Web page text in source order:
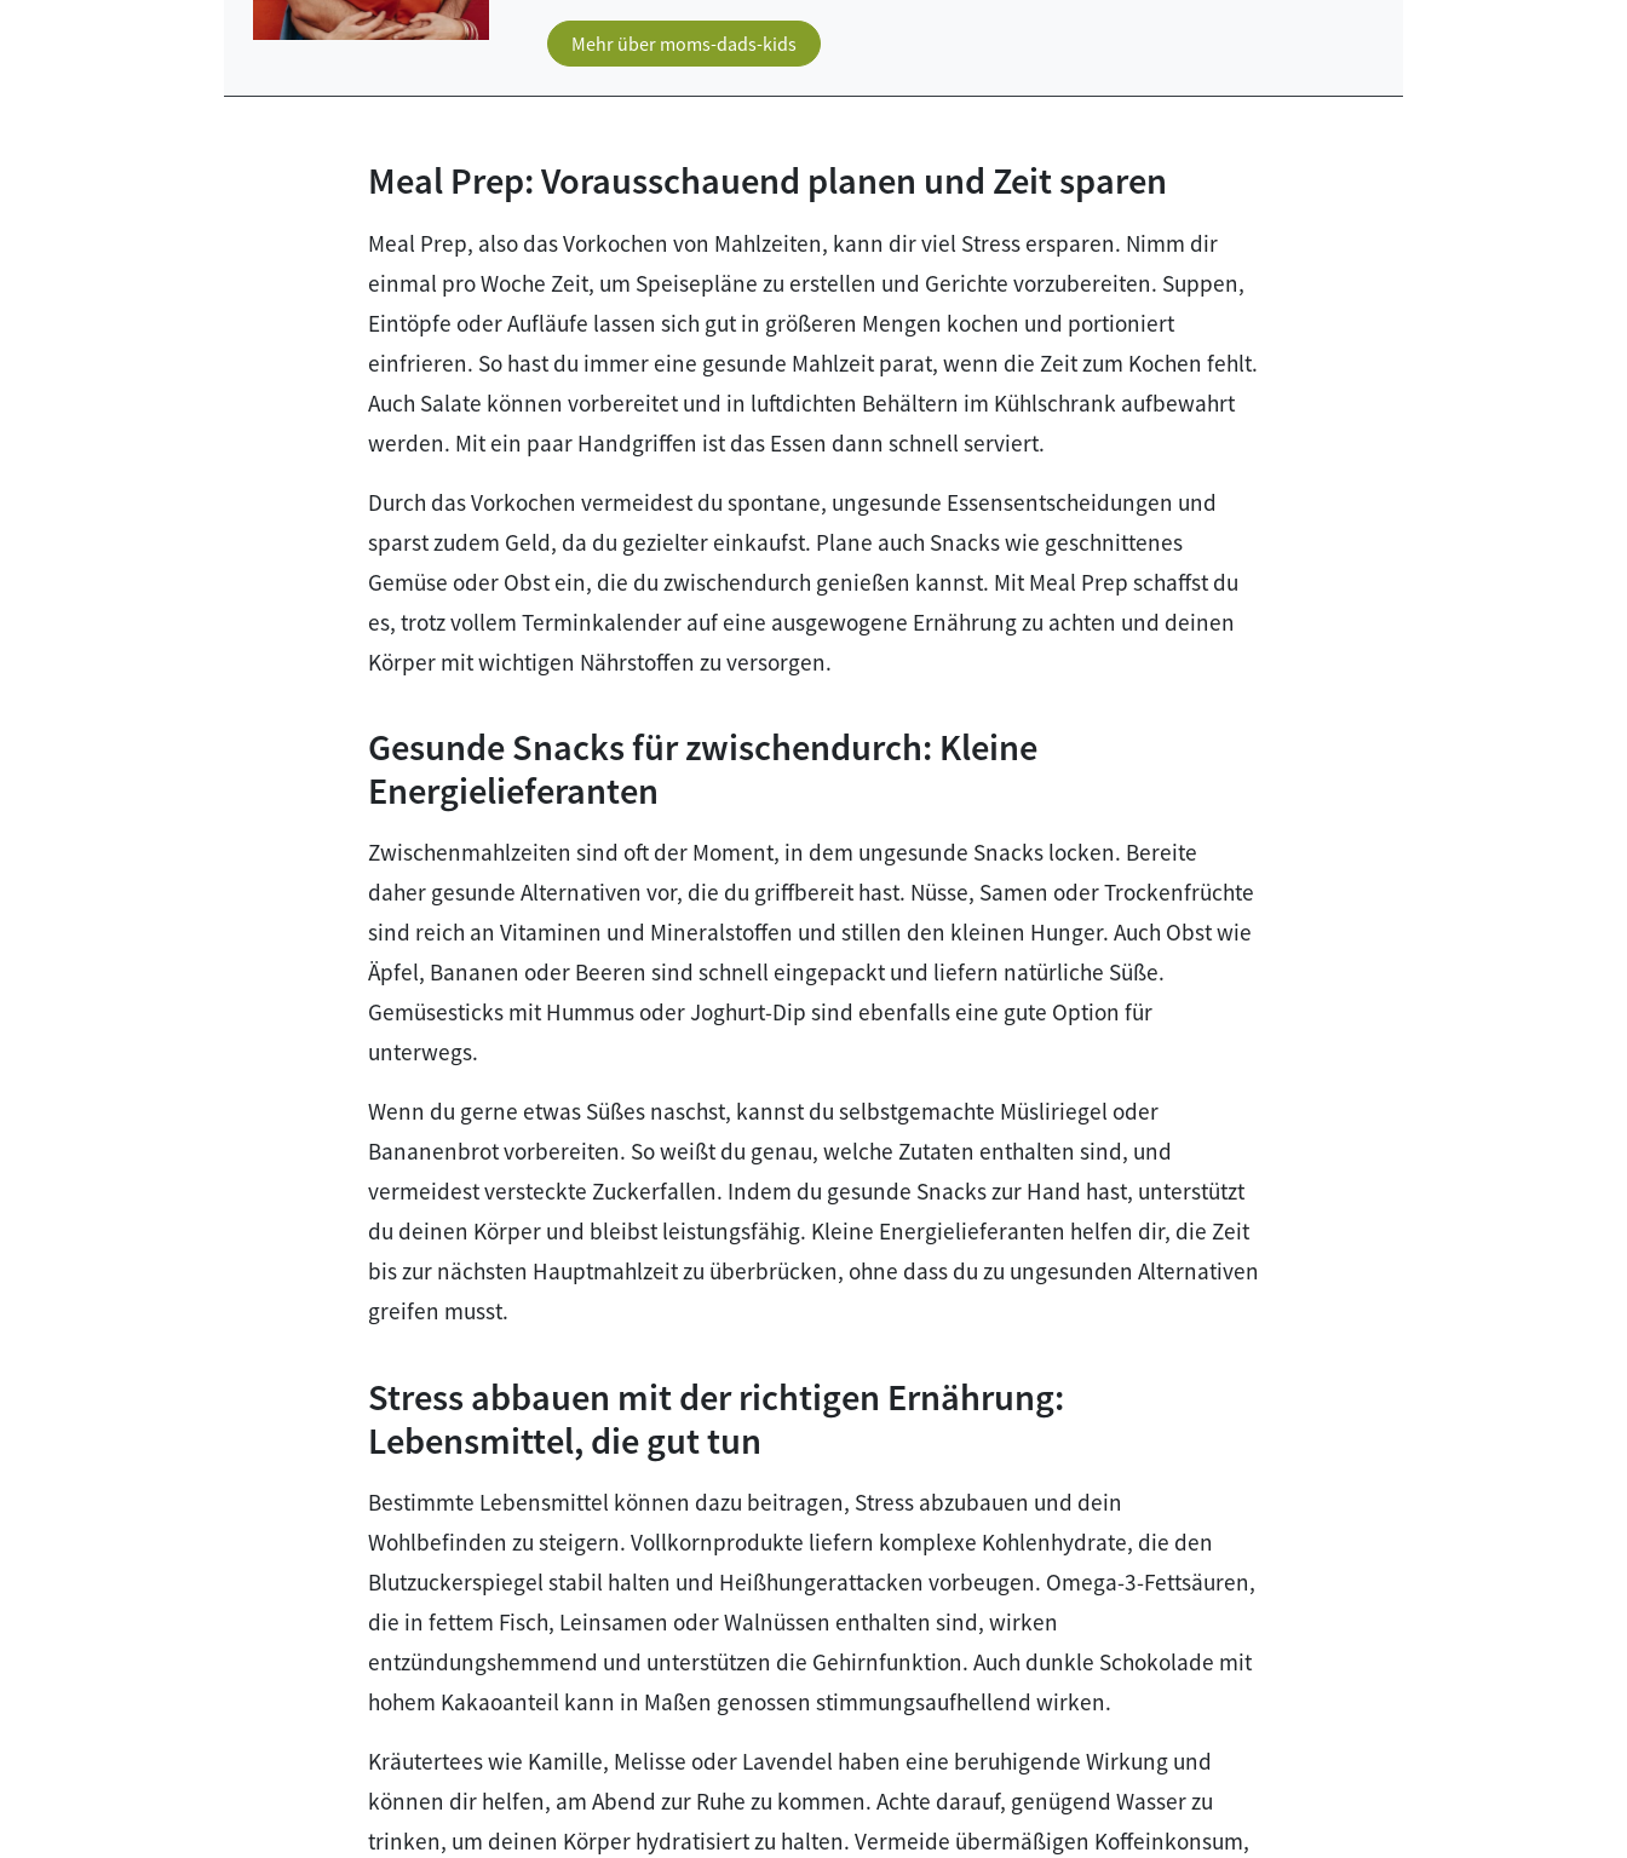
Mehr über moms-dads-kids
Meal Prep: Vorausschauend planen und Zeit sparen
Meal Prep, also das Vorkochen von Mahlzeiten, kann dir viel Stress ersparen. Nimm dir
einmal pro Woche Zeit, um Speisepläne zu erstellen und Gerichte vorzubereiten. Suppen,
Eintöpfe oder Aufläufe lassen sich gut in größeren Mengen kochen und portioniert
einfrieren. So hast du immer eine gesunde Mahlzeit parat, wenn die Zeit zum Kochen fehlt.
Auch Salate können vorbereitet und in luftdichten Behältern im Kühlschrank aufbewahrt
werden. Mit ein paar Handgriffen ist das Essen dann schnell serviert.
Durch das Vorkochen vermeidest du spontane, ungesunde Essensentscheidungen und
sparst zudem Geld, da du gezielter einkaufst. Plane auch Snacks wie geschnittenes
Gemüse oder Obst ein, die du zwischendurch genießen kannst. Mit Meal Prep schaffst du
es, trotz vollem Terminkalender auf eine ausgewogene Ernährung zu achten und deinen
Körper mit wichtigen Nährstoffen zu versorgen.
Gesunde Snacks für zwischendurch: Kleine
Energielieferanten
Zwischenmahlzeiten sind oft der Moment, in dem ungesunde Snacks locken. Bereite
daher gesunde Alternativen vor, die du griffbereit hast. Nüsse, Samen oder Trockenfrüchte
sind reich an Vitaminen und Mineralstoffen und stillen den kleinen Hunger. Auch Obst wie
Äpfel, Bananen oder Beeren sind schnell eingepackt und liefern natürliche Süße.
Gemüsesticks mit Hummus oder Joghurt-Dip sind ebenfalls eine gute Option für
unterwegs.
Wenn du gerne etwas Süßes naschst, kannst du selbstgemachte Müsliriegel oder
Bananenbrot vorbereiten. So weißt du genau, welche Zutaten enthalten sind, und
vermeidest versteckte Zuckerfallen. Indem du gesunde Snacks zur Hand hast, unterstützt
du deinen Körper und bleibst leistungsfähig. Kleine Energielieferanten helfen dir, die Zeit
bis zur nächsten Hauptmahlzeit zu überbrücken, ohne dass du zu ungesunden Alternativen
greifen musst.
Stress abbauen mit der richtigen Ernährung:
Lebensmittel, die gut tun
Bestimmte Lebensmittel können dazu beitragen, Stress abzubauen und dein
Wohlbefinden zu steigern. Vollkornprodukte liefern komplexe Kohlenhydrate, die den
Blutzuckerspiegel stabil halten und Heißhungerattacken vorbeugen. Omega-3-Fettsäuren,
die in fettem Fisch, Leinsamen oder Walnüssen enthalten sind, wirken
entzündungshemmend und unterstützen die Gehirnfunktion. Auch dunkle Schokolade mit
hohem Kakaoanteil kann in Maßen genossen stimmungsaufhellend wirken.
Kräutertees wie Kamille, Melisse oder Lavendel haben eine beruhigende Wirkung und
können dir helfen, am Abend zur Ruhe zu kommen. Achte darauf, genügend Wasser zu
trinken, um deinen Körper hydratisiert zu halten. Vermeide übermäßigen Koffeinkonsum,